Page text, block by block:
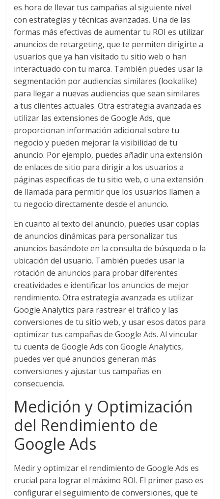
Publicitarias,
Agencias,
Empresas,
Negocios,
Tendencias,
Trendings,
Dinero,
Economía,
Diseño
Web,
Móviles,
Estrategias
Digitales,
Estrategias
Publicitarias,
Alianzas,
Clientes,
Innovación,
Noticias,
Artículos,
Gente,
Contenidos
de
Calidad,
Eventos
de
Marketing,
Mercadotecnia,
Eventos
Publicitarios,
Colecciónes,
Marcas,
TV,
Radio,
Creatividad,
SEO,
SEM,
Free
es hora de llevar tus campañas al siguiente nivel
con estrategias y técnicas avanzadas. Una de las
formas más efectivas de aumentar tu ROI es utilizar
anuncios de retargeting, que te permiten dirigirte a
usuarios que ya han visitado tu sitio web o han
interactuado con tu marca. También puedes usar la
segmentación por audiencias similares (lookalike)
para llegar a nuevas audiencias que sean similares
a tus clientes actuales. Otra estrategia avanzada es
utilizar las extensiones de Google Ads, que
proporcionan información adicional sobre tu
negocio y pueden mejorar la visibilidad de tu
anuncio. Por ejemplo, puedes añadir una extensión
de enlaces de sitio para dirigir a los usuarios a
páginas específicas de tu sitio web, o una extensión
de llamada para permitir que los usuarios llamen a
tu negocio directamente desde el anuncio.
En cuanto al texto del anuncio, puedes usar copias
de anuncios dinámicas para personalizar tus
anuncios basándote en la consulta de búsqueda o la
ubicación del usuario. También puedes usar la
rotación de anuncios para probar diferentes
creatividades e identificar los anuncios de mejor
rendimiento. Otra estrategia avanzada es utilizar
Google Analytics para rastrear el tráfico y las
conversiones de tu sitio web, y usar esos datos para
optimizar tus campañas de Google Ads. Al vincular
tu cuenta de Google Ads con Google Analytics,
puedes ver qué anuncios generan más
conversiones y ajustar tus campañas en
consecuencia.
Medición y Optimización
del Rendimiento de
Google Ads
Medir y optimizar el rendimiento de Google Ads es
crucial para lograr el máximo ROI. El primer paso es
configurar el seguimiento de conversiones, que te